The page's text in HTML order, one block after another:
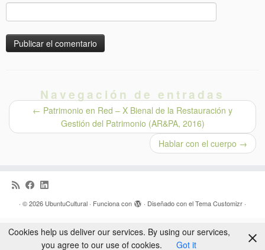
Navegación de entradas
← Patrimonio en Red – X Bienal de la Restauración y
Gestión del Patrimonio (AR&PA, 2016)
Hablar con el cuerpo →
· © 2026 UbuntuCultural · Funciona con · Diseñado con elTema Customizr ·
Cookies help us deliver our services. By using our services,
you agree to our use of cookies.
Got it